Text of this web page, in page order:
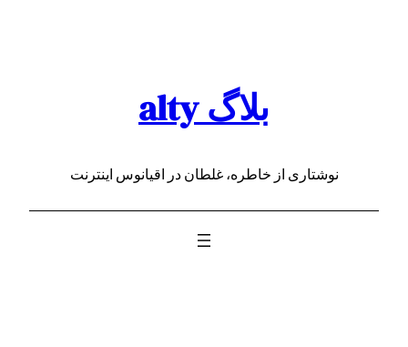
بلاگ alty
نوشتاری از خاطره، غلطان در اقیانوس اینترنت